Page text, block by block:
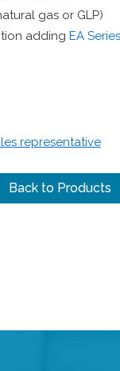
gas or GLP)
adding EA Series
representative
Back to Products